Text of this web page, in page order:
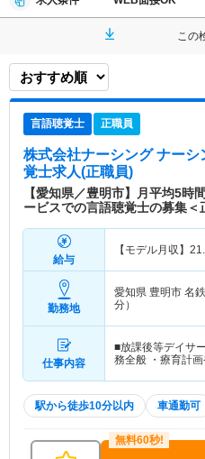
この
言語聴覚士 正職員
株式会社ナーシング ナーシ
覚士求人(正職員)
【愛知県／豊明市】月平均5時
ービスでの言語聴覚士の募集＜
給与
【モデル月収】
勤務地
愛知県 豊明市 名
分）
仕事内容
■放課後等デイサ
務全般 ・療育計
駅から徒歩10分以内 車通勤可